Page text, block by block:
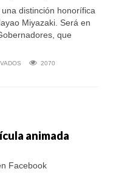
distinción honorífica
Miyazaki. Será en
que
2070
animada
Facebook